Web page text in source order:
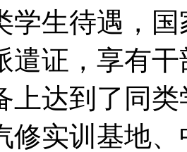
学生待遇，
遣证，享有
上达到了同
修实训基地